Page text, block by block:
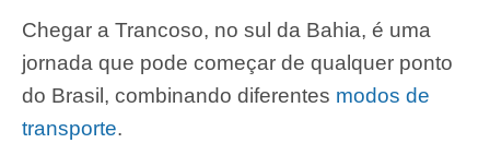
Chegar a Trancoso, no sul da Bahia, é uma
jornada que pode começar de qualquer ponto
do Brasil, combinando diferentes modos de
transporte.